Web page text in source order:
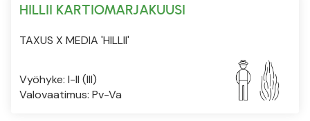
HILLII KARTIOMARJAKUUSI
TAXUS X MEDIA 'HILLII'
Vyöhyke: I-II (III)
Valovaatimus: Pv-Va